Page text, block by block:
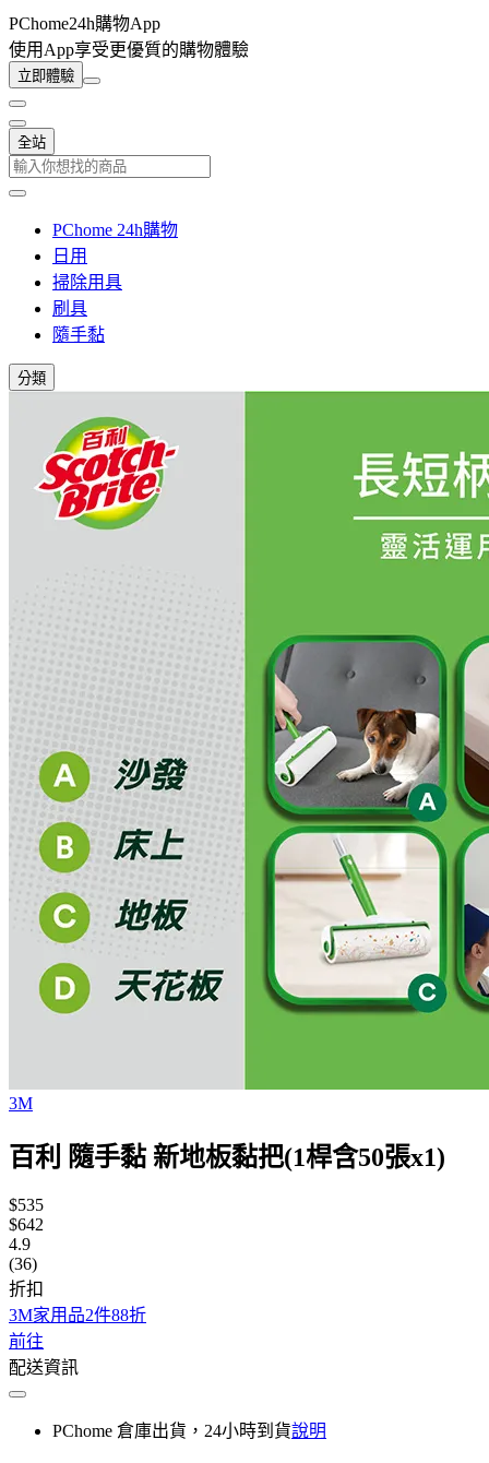
PChome24h購物App
使用App享受更優質的購物體驗
立即體驗
全站
PChome 24h購物
日用
掃除用具
刷具
隨手黏
分類
3M
百利 隨手黏 新地板黏把(1桿含50張x1)
$535
$642
4.9
(36)
折扣
3M家用品2件88折
前往
配送資訊
PChome 倉庫出貨，24小時到貨說明